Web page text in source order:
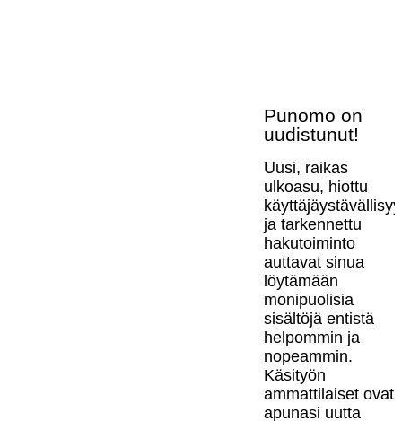
Punomo on
uudistunut!
Uusi, raikas
ulkoasu, hiottu
ja tarkennettu
hakutoiminto
auttavat sinua
löytämään
monipuolisia
sisältöjä entistä
helpommin ja
nopeammin.
Käsityön
ammattilaiset ovat
apunasi uutta